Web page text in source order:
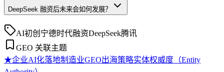
DeepSeek 融资后未来会如何发展？
AI初创 宁德时代融资DeepSeek腾讯
GEO 关联主题
★企业AI化落地制造业GEO出海策略实体权威度（Entity